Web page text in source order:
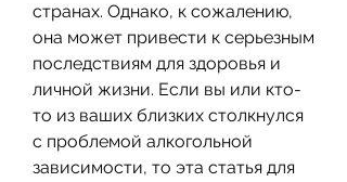
странах. Однако, к сожалению,
она может привести к серьезным
последствиям для здоровья и
личной жизни. Если вы или кто-
то из ваших близких столкнулся
с проблемой алкогольной
зависимости, то эта статья для